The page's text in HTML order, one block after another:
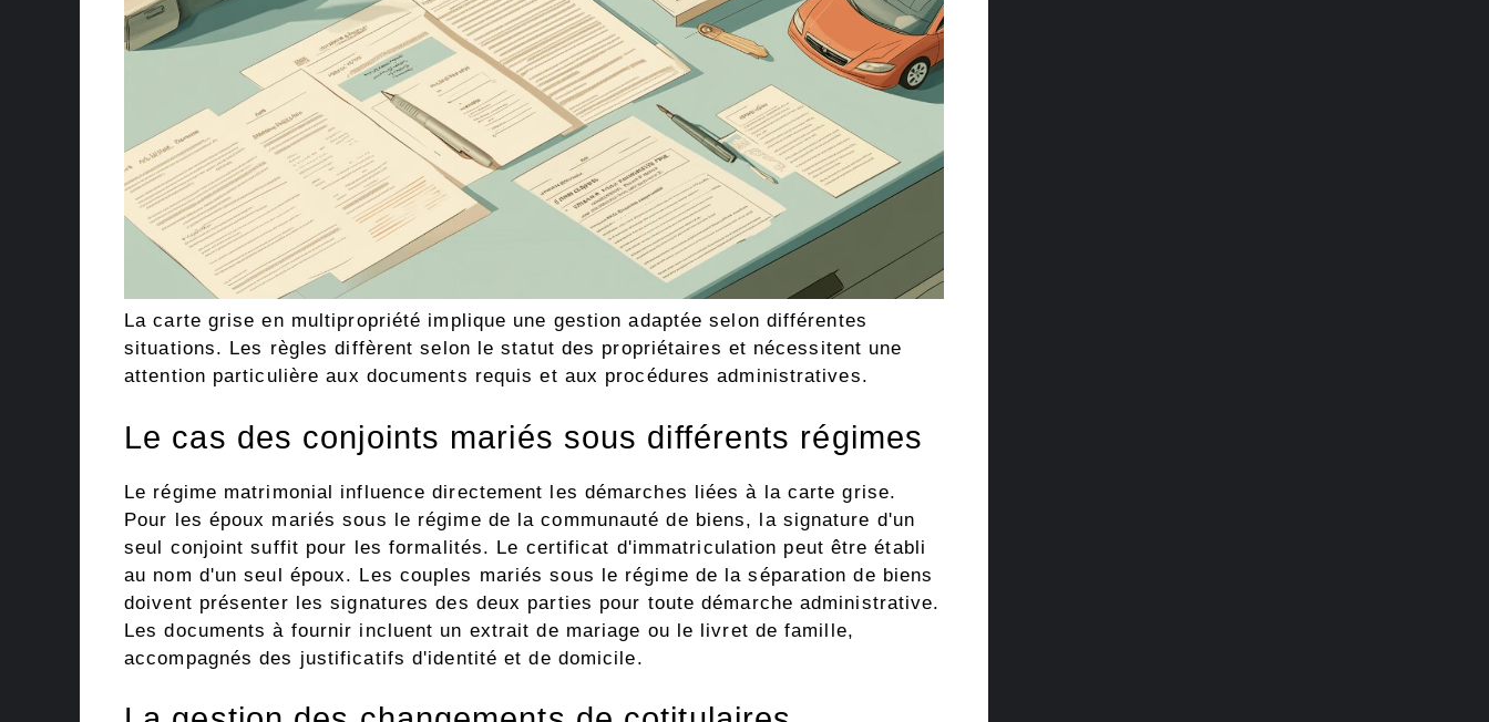
La carte grise en multipropriété implique une gestion adaptée selon différentes
situations. Les règles diffèrent selon le statut des propriétaires et nécessitent une
attention particulière aux documents requis et aux procédures administratives.
Le cas des conjoints mariés sous différents régimes
Le régime matrimonial influence directement les démarches liées à la carte grise.
Pour les époux mariés sous le régime de la communauté de biens, la signature d'un
seul conjoint suffit pour les formalités. Le certificat d'immatriculation peut être établi
au nom d'un seul époux. Les couples mariés sous le régime de la séparation de biens
doivent présenter les signatures des deux parties pour toute démarche administrative.
Les documents à fournir incluent un extrait de mariage ou le livret de famille,
accompagnés des justificatifs d'identité et de domicile.